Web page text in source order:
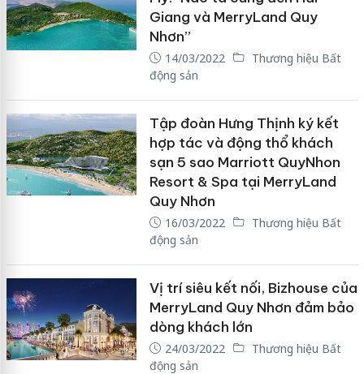
Giang và MerryLand Quy
Nhơn”
14/03/2022
Thương hiệu Bất
động sản
Tập đoàn Hưng Thịnh ký kết
hợp tác và động thổ khách
sạn 5 sao Marriott QuyNhon
Resort & Spa tại MerryLand
Quy Nhơn
16/03/2022
Thương hiệu Bất
động sản
Vị trí siêu kết nối, Bizhouse của
MerryLand Quy Nhơn đảm bảo
dòng khách lớn
24/03/2022
Thương hiệu Bất
động sản